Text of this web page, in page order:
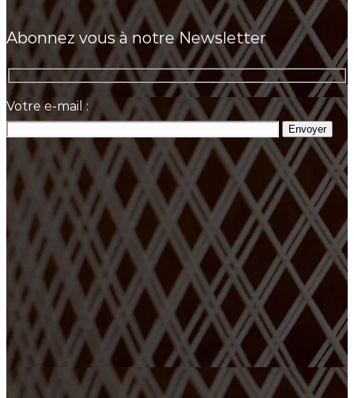
Abonnez vous à notre Newsletter
Votre e-mail :